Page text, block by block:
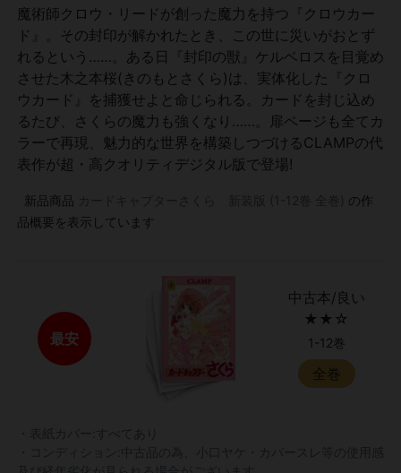
魔術師クロウ・リードが創った魔力を持つ『クロウカー
ド』。その封印が解かれたとき、この世に災いがおとず
れるという……。ある日『封印の獣』ケルベロスを目覚め
させた木之本桜(きのもとさくら)は、実体化した『クロ
ウカード』を捕獲せよと命じられる。カードを封じ込め
るたび、さくらの魔力も強くなり……。扉ページも全てカ
ラーで再現、魅力的な世界を構築しつづけるCLAMPの代
表作が超・高クオリティデジタル版で登場!
新品商品
の作
品概要を表示しています
最安
中古本/良い
★★☆
1-12巻
全巻